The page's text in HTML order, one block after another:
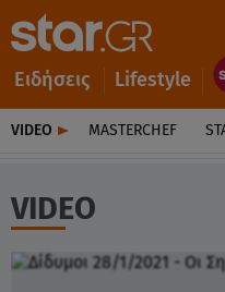
Ειδήσεις Lifestyle
VIDEO MASTERCHEF
VIDEO